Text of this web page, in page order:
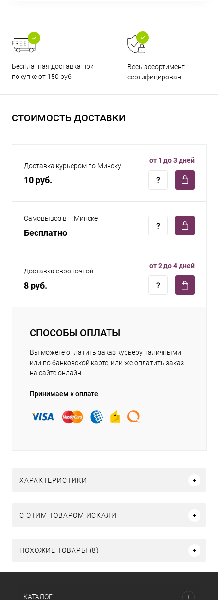
Бесплатная доставка при
покупке от 150 руб
Весь ассортимент
сертифицирован
СТОИМОСТЬ ДОСТАВКИ
Доставка курьером по Минску
10 руб.
от 1 до 3 дней
Самовывоз в г. Минске
Бесплатно
Доставка европочтой
8 руб.
от 2 до 4 дней
СПОСОБЫ ОПЛАТЫ
Вы можете оплатить заказ курьеру наличными
или по банковской карте, или же оплатить заказ
на сайте онлайн.
Принимаем к оплате
ХАРАКТЕРИСТИКИ
C ЭТИМ ТОВАРОМ ИСКАЛИ
ПОХОЖИЕ ТОВАРЫ (8)
КАТАЛОГ